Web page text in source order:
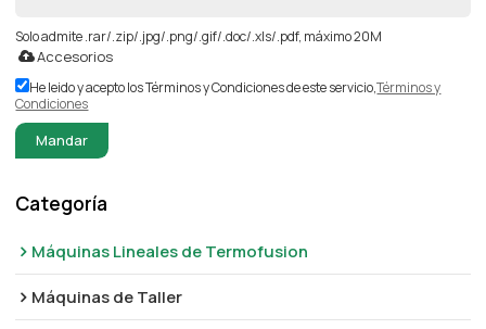
Solo admite .rar/.zip/.jpg/.png/.gif/.doc/.xls/.pdf, máximo 20M
Accesorios
He leido y acepto los Términos y Condiciones de este servicio,Términos y
Condiciones
Mandar
Categoría
Máquinas Lineales de Termofusion
Máquinas de Taller